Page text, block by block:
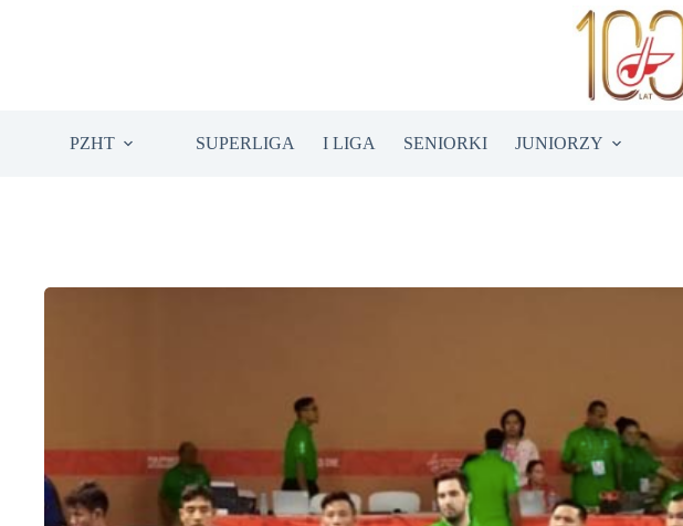
PZHT SUPERLIGA I LIGA SENIORKI JUNIORZY